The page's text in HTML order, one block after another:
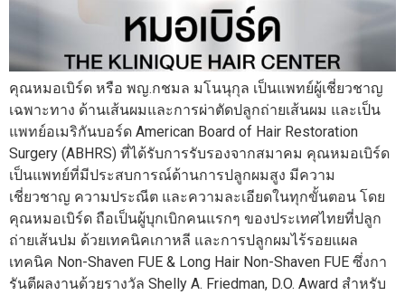
คุณหมอเบิร์ด หรือ พญ.กชมล มโนนุกุล เป็นแพทย์ผู้เชี่ยวชาญ
เฉพาะทาง ด้านเส้นผมและการผ่าตัดปลูกถ่ายเส้นผม และเป็น
แพทย์อเมริกันบอร์ด American Board of Hair Restoration
Surgery (ABHRS) ที่ได้รับการรับรองจากสมาคม คุณหมอเบิร์ด
เป็นแพทย์ที่มีประสบการณ์ด้านการปลูกผมสูง มีความ
เชี่ยวชาญ ความประณีต และความละเอียดในทุกขั้นตอน โดย
คุณหมอเบิร์ด ถือเป็นผู้บุกเบิกคนแรกๆ ของประเทศไทยที่ปลูก
ถ่ายเส้นปม ด้วยเทคนิคเกาหลี และการปลูกผมไร้รอยแผล
เทคนิค Non-Shaven FUE & Long Hair Non-Shaven FUE ซึ่งกา
รันตีผลงานด้วยรางวัล Shelly A. Friedman, D.O. Award สำหรับ